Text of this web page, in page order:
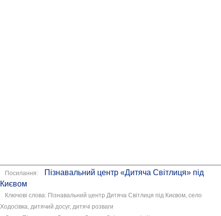
Посилання:
Пізнавальний центр «Дитяча Світлиця» під
Києвом
Ключові слова: Пізнавальний центр Дитяча Світлиця під Києвом, село
Ходосівка, дитячий досуг, дитячі розваги